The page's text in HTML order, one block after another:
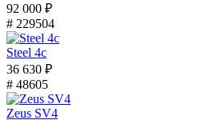
92 000 ₽
# 229504
Steel 4с
36 630 ₽
# 48605
Zeus SV4